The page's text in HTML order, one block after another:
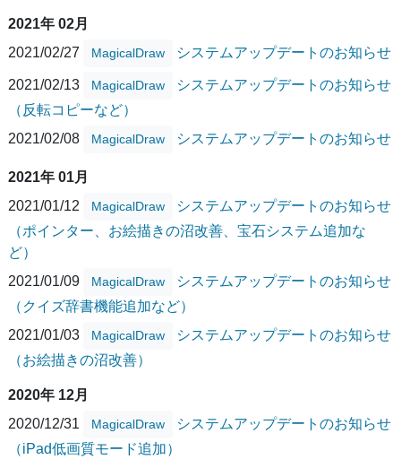
2021年 02月
2021/02/27
MagicalDraw システムアップデートのお知らせ
2021/02/13 MagicalDraw
システムアップデートのお知らせ
（反転コピーなど）
2021/02/08
MagicalDraw システムアップデートのお知らせ
2021年 01月
2021/01/12
MagicalDraw
システムアップデートのお知らせ
（ポインター、お絵描きの沼改善、宝石システム追加な
ど）
2021/01/09
MagicalDraw
システムアップデートのお知らせ
（クイズ辞書機能追加など）
2021/01/03
MagicalDraw
システムアップデートのお知らせ
（お絵描きの沼改善）
2020年 12月
2020/12/31
MagicalDraw
システムアップデートのお知らせ
（iPad低画質モード追加）